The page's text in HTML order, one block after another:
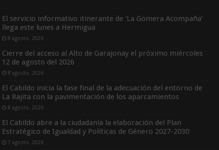
El servicio informativo itinerante de ‘La Gomera Acompaña’
llega este lunes a Hermigua
8 agosto, 2026
Cierre del acceso al Alto de Garajonay el próximo miércoles
12 de agosto del 2026
8 agosto, 2026
El Cabildo inicia la fase final de la adecuación del entorno de
La Rajita con la pavimentación de los aparcamientos
8 agosto, 2026
El Cabildo abre a la ciudadanía la elaboración del Plan
Estratégico de Igualdad y Políticas de Género 2027-2030
7 agosto, 2026